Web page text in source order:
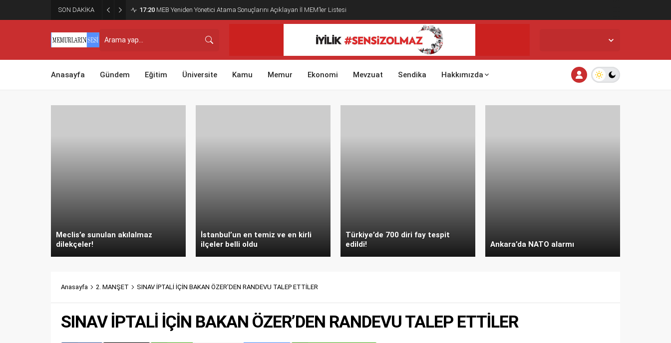
SON DAKİKA 17:20 MEB Yeniden Yönetici Atama Sonuçlarını Açıklayan İl MEM’ler Listesi
Anasayfa Gündem Eğitim Üniversite Kamu Memur Ekonomi Mevzuat Sendika Hakkımızda
Meclis’e sunulan akılalmaz
dilekçeler!
İstanbul’un en temiz ve en kirli
ilçeler belli oldu
Türkiye’de 700 diri fay tespit
edildi!
Ankara’da NATO alarmı
Anasayfa 2. MANŞET SINAV İPTALİ İÇİN BAKAN ÖZER’DEN RANDEVU TALEP ETTİLER
SINAV İPTALİ İÇİN BAKAN ÖZER’DEN RANDEVU TALEP ETTİLER